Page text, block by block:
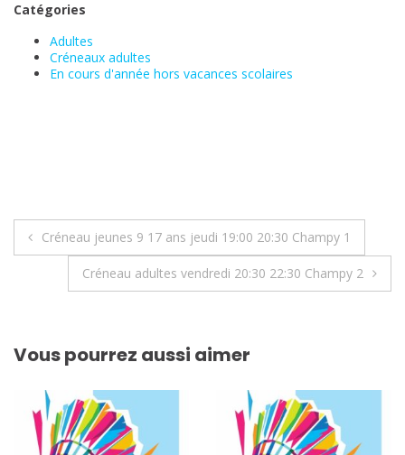
Catégories
Adultes
Créneaux adultes
En cours d'année hors vacances scolaires
Navigation
Créneau jeunes 9 17 ans jeudi 19:00 20:30 Champy 1
Créneau adultes vendredi 20:30 22:30 Champy 2
Vous pourrez aussi aimer